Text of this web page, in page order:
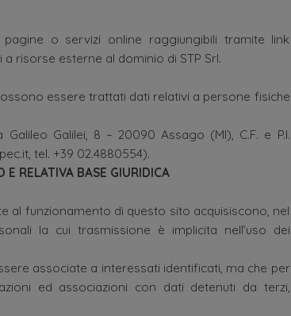
o servizi online raggiungibili tramite link
risorse esterne al dominio di STP Srl.
essere trattati dati relativi a persone fisiche
Galilei, 8 – 20090 Assago (MI), C.F. e P.I.
tel. +39 02.4880554).
RELATIVA BASE GIURIDICA
al funzionamento di questo sito acquisiscono, nel
la cui trasmissione è implicita nell’uso dei
associate a interessati identificati, ma che per
ed associazioni con dati detenuti da terzi,